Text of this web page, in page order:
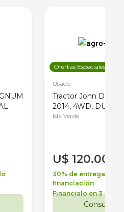
Ofertas Especiales
Usado
Tractor John Deere
2014, 4WD, DUAL
Isla Verde
U$ 120.000
30% de entrega +
financiación
Financialo en 3 años
Consultar